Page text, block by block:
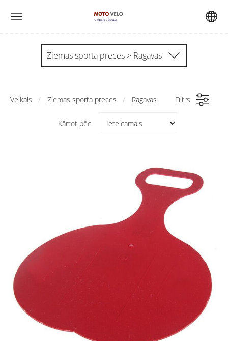
Ziemas sporta preces > Ragavas
Veikals Ziemas sporta preces Ragavas Filtrs
Kārtot pēc